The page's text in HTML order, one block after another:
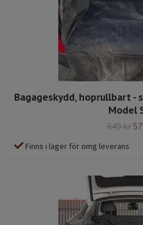
Bagageskydd, hoprullbart -
Model
649 kr
Finns i lager för omg leverans